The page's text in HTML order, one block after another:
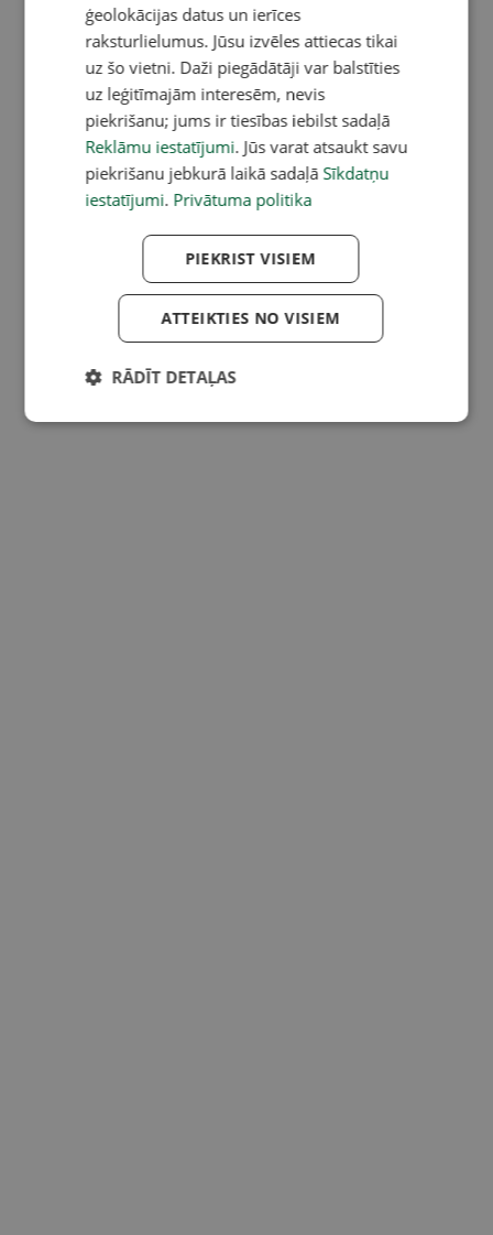
ģeolokācijas datus un ierīces
raksturlielumus. Jūsu izvēles attiecas tikai
uz šo vietni. Daži piegādātāji var balstīties
uz leģitīmajām interesēm, nevis
piekrišanu; jums ir tiesības iebilst sadaļā
Reklāmu iestatījumi. Jūs varat atsaukt savu
piekrišanu jebkurā laikā sadaļā Sīkdatņu
iestatījumi. Privātuma politika
PIEKRIST VISIEM
ATTEIKTIES NO VISIEM
RĀDĪT DETAĻAS